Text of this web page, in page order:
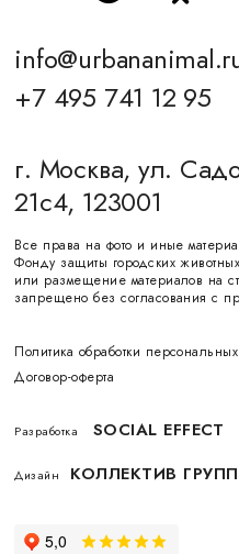
+7 495 741 12 95
г. Москва, ул.
21с4, 123001
Все права на фото и иные
Фонду защиты городских
или размещение материалов на
запрещено без согласования с
Политика обработки
Договор-оферта
Разработка SOCIAL EFFECT
Дизайн КОЛЛЕКТИВ